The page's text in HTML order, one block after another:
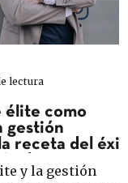
élite como
gestión
receta del éxito
y la gestión
lectura